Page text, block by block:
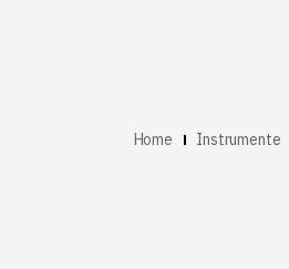
Home Instrumente